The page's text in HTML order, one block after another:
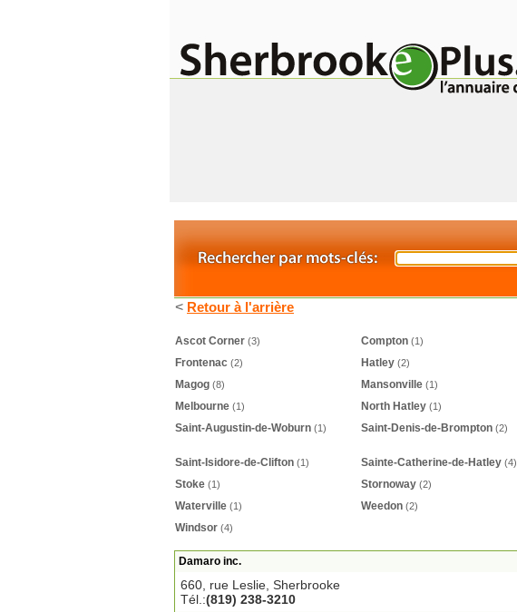
< Retour à l'arrière
Ascot Corner (3) Compton (1)
Frontenac (2) Hatley (2)
Magog (8) Mansonville (1)
Melbourne (1) North Hatley (1)
Saint-Augustin-de-Woburn (1) Saint-Denis-de-Brompton (2)
Saint-Isidore-de-Clifton (1) Sainte-Catherine-de-Hatley (4)
Stoke (1) Stornoway (2)
Waterville (1) Weedon (2)
Windsor (4)
Damaro inc.
660, rue Leslie, Sherbrooke
Tél.:(819) 238-3210